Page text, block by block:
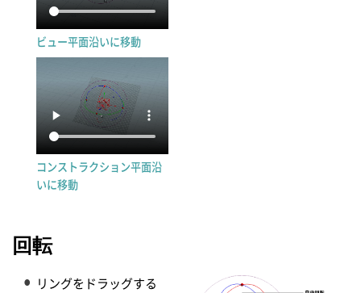
ビュー平面沿いに移動
コンストラクション平面沿
いに移動
回転
リングをドラッグする